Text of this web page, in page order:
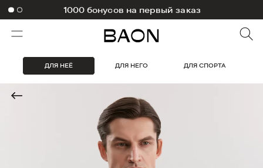
1000 бонусов на первый заказ
ДЛЯ НЕЁ ДЛЯ НЕГО ДЛЯ СПОРТА